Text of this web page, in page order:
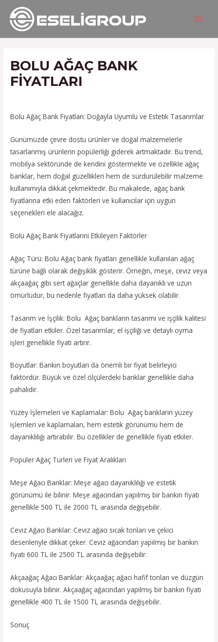
İçeriğe
atla
BOLU AĞAÇ BANK
FIYATLARI
Bolu Ağaç Bank Fiyatları: Doğayla Uyumlu ve Estetik Tasarımlar
Günümüzde çevre dostu ürünler ve doğal malzemelerle
tasarlanmış ürünlerin popülerliği giderek artmaktadır. Bu trend,
mobilya sektöründe de kendini göstermekte ve özellikle ağaç
banklar, hem doğal güzellikleri hem de sürdürülebilir malzeme
kullanımıyla dikkat çekmektedir. Bu makalede, ağaç bank
fiyatlarına etki eden faktörleri ve kullanıcılar için uygun
seçenekleri ele alacağız.
Bolu Ağaç Bank Fiyatlarını Etkileyen Faktörler
Ağaç Türü: Bolu Ağaç bank fiyatları genellikle kullanılan ağaç
türüne bağlı olarak değişiklik gösterir. Örneğin, meşe, ceviz veya
akçaağaç gibi sert ağaçlar genellikle daha dayanıklı ve uzun
ömürlüdür, bu nedenle fiyatları da daha yüksek olabilir.
Tasarım ve İşçilik: Bolu Ağaç bankların tasarımı ve işçilik kalitesi
de fiyatları etkiler. Özel tasarımlar, el işçiliği ve detaylı oyma
işleri genellikle fiyatı artırır.
Boyutlar: Bankın boyutları da önemli bir fiyat belirleyici
faktördür. Büyük ve özel ölçülerdeki banklar genellikle daha
pahalıdır.
Yüzey İşlemeleri ve Kaplamalar: Bolu Ağaç bankların yüzey
işlemleri ve kaplamaları, hem estetik görünümü hem de
dayanıklılığı artırabilir. Bu özellikler de genellikle fiyatı etkiler.
Popüler Ağaç Türleri ve Fiyat Aralıkları
Meşe Ağacı Banklar: Meşe ağacı dayanıklılığı ve estetik
görünümü ile bilinir. Meşe ağacından yapılmış bir bankın fiyatı
genellikle 500 TL ile 2000 TL arasında değişebilir.
Ceviz Ağacı Banklar: Ceviz ağacı sıcak tonları ve çekici
desenleriyle dikkat çeker. Ceviz ağacından yapılmış bir bankın
fiyatı 600 TL ile 2500 TL arasında değişebilir.
Akçaağaç Ağacı Banklar: Akçaağaç ağacı hafif tonları ve düzgün
dokusuyla bilinir. Akçaağaç ağacından yapılmış bir bankın fiyatı
genellikle 400 TL ile 1500 TL arasında değişebilir.
Sonuç
Yazı
gezinmesi